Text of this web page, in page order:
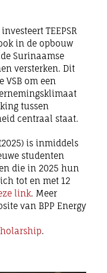
TEEPSR
in de opbouw
Surinaamse
versterken. Dit
om een
tussen
centraal staat.
is inmiddels
studenten
die in 2025 hun
tot en met 12
link. Meer
van BPP Energy
.